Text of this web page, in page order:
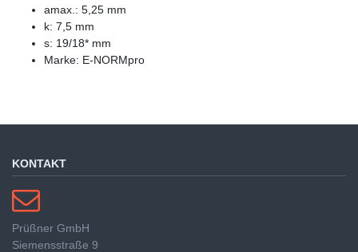
amax.: 5,25 mm
k: 7,5 mm
s: 19/18* mm
Marke: E-NORMpro
KONTAKT
Prüßner GmbH
Siemensstraße 9